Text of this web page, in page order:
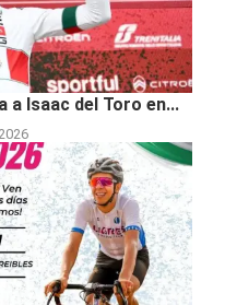
a Isaac del Toro en...